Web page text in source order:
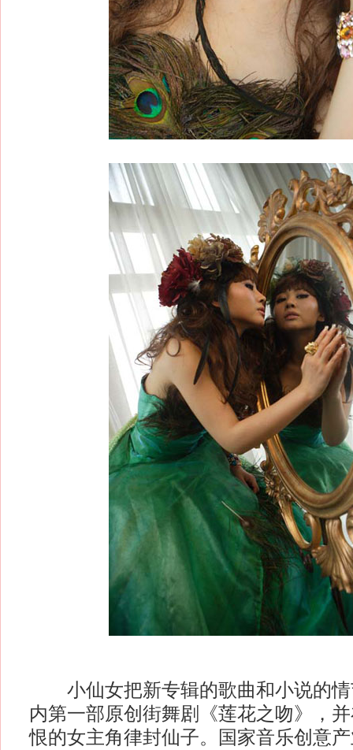
小仙女把新专辑的歌曲和小说的情
内第一部原创街舞剧《莲花之吻》，
恨的女主角律封仙子。国家音乐创意